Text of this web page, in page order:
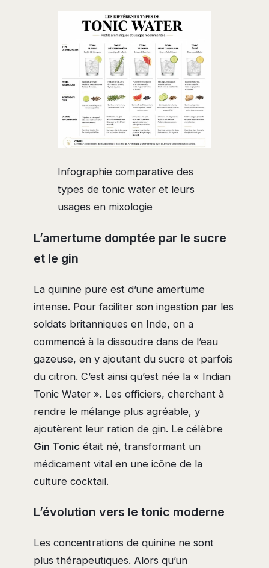
Infographie comparative des
types de tonic water et leurs
usages en mixologie
L’amertume domptée par le sucre
et le gin
La quinine pure est d’une amertume
intense. Pour faciliter son ingestion par les
soldats britanniques en Inde, on a
commencé à la dissoudre dans de l’eau
gazeuse, en y ajoutant du sucre et parfois
du citron. C’est ainsi qu’est née la « Indian
Tonic Water ». Les officiers, cherchant à
rendre le mélange plus agréable, y
ajoutèrent leur ration de gin. Le célèbre
Gin Tonic était né, transformant un
médicament vital en une icône de la
culture cocktail.
L’évolution vers le tonic moderne
Les concentrations de quinine ne sont
plus thérapeutiques. Alors qu’un